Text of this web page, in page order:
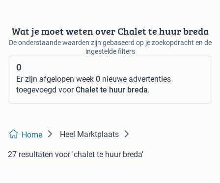
Wat je moet weten over Chalet te huur breda
De onderstaande waarden zijn gebaseerd op je zoekopdracht en de
ingestelde filters
0
Er zijn afgelopen week 0 nieuwe advertenties
toegevoegd voorChalet te huur breda.
Home Heel Marktplaats
27 resultaten voor 'chalet te huur breda'